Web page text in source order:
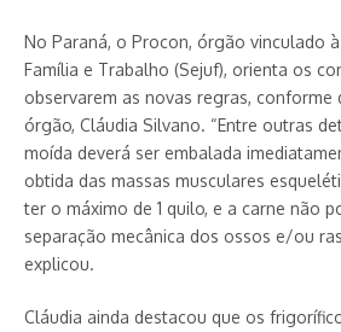
No Paraná, o Procon, órgão vinculado
Família e Trabalho (Sejuf), orienta os
observarem as novas regras, conforme
órgão, Cláudia Silvano. “Entre outras
moída deverá ser embalada
obtida das massas musculares
ter o máximo de 1 quilo, e a carne não
separação mecânica dos ossos e/ou
explicou.
Cláudia ainda destacou que os